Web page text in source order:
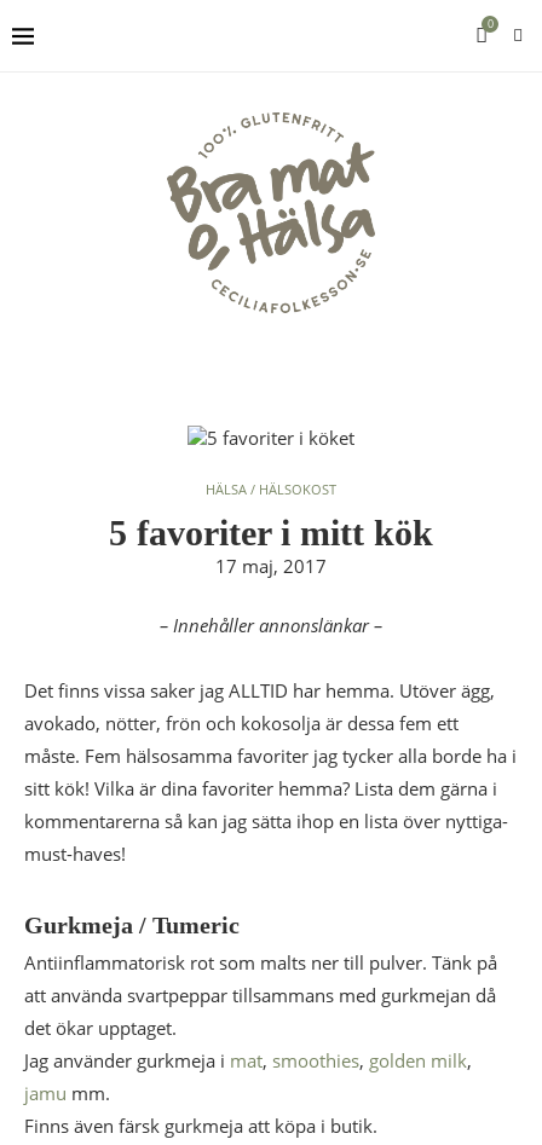
0
HÄLSA / HÄLSOKOST
5 favoriter i mitt kök
17 maj, 2017
– Innehåller annonslänkar –
Det finns vissa saker jag ALLTID har hemma. Utöver ägg,
avokado, nötter, frön och kokosolja är dessa fem ett
måste. Fem hälsosamma favoriter jag tycker alla borde ha i
sitt kök! Vilka är dina favoriter hemma? Lista dem gärna i
kommentarerna så kan jag sätta ihop en lista över nyttiga-
must-haves!
Gurkmeja / Tumeric
Antiinflammatorisk rot som malts ner till pulver. Tänk på
att använda svartpeppar tillsammans med gurkmejan då
det ökar upptaget.
Jag använder gurkmeja i mat, smoothies, golden milk,
jamu mm.
Finns även färsk gurkmeja att köpa i butik.